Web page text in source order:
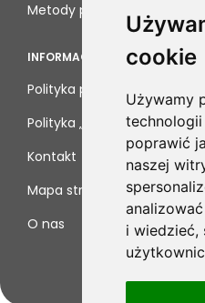
cookie
Używamy
poprawić
naszej
i wiedzieć,
Metody płatności
INFORMACJE
Polityka prywatności
Polityka „cookies”
Kontakt
Mapa strony
O nas